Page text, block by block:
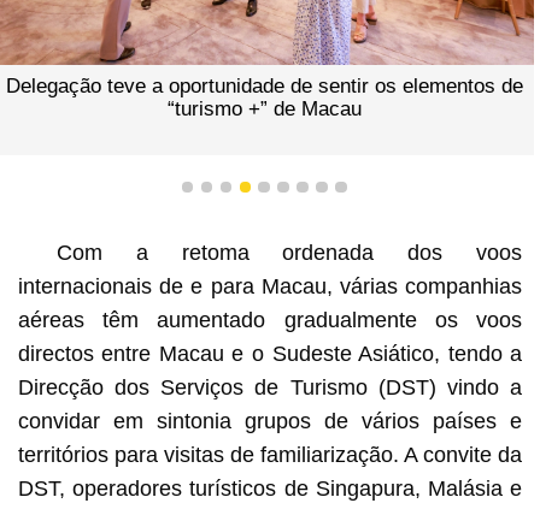
Delegação teve a oportunidade de sentir os elementos de
“turismo +” de Macau
1 2 3 4 5 6 7 8 9
Com a retoma ordenada dos voos
internacionais de e para Macau, várias companhias
aéreas têm aumentado gradualmente os voos
directos entre Macau e o Sudeste Asiático, tendo a
Direcção dos Serviços de Turismo (DST) vindo a
convidar em sintonia grupos de vários países e
territórios para visitas de familiarização. A convite da
DST, operadores turísticos de Singapura, Malásia e